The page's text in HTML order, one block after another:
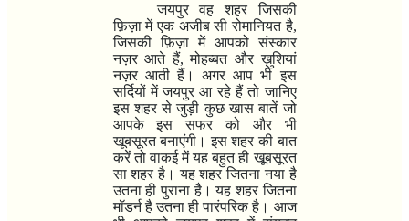
जयपुर वह शहर जिसकी
फ़िज़ा में एक अजीब सी रोमानियत है,
जिसकी फ़िज़ा में आपको संस्कार
नज़र आते हैं,मोहब्बत और ख़ुशियां
नज़र आती हैं। अगर आप भी इस
सर्दियों में जयपुर आ रहे हैं तो जानिए
इस शहर से जुड़ी कुछ खास बातें जो
आपके इस सफर को और भी
खूबसूरत बनाएंगी। इस शहर की बात
करें तो वाकई में यह बहुत ही खूबसूरत
सा शहर है। यह शहर जितना नया है
उतना ही पुराना है। यह शहर जितना
मॉडर्न है उतना ही पारंपरिक है। आज